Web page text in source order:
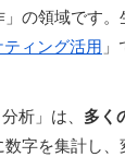
の領域です
ィング活用
」は、 多く
字を集計し、